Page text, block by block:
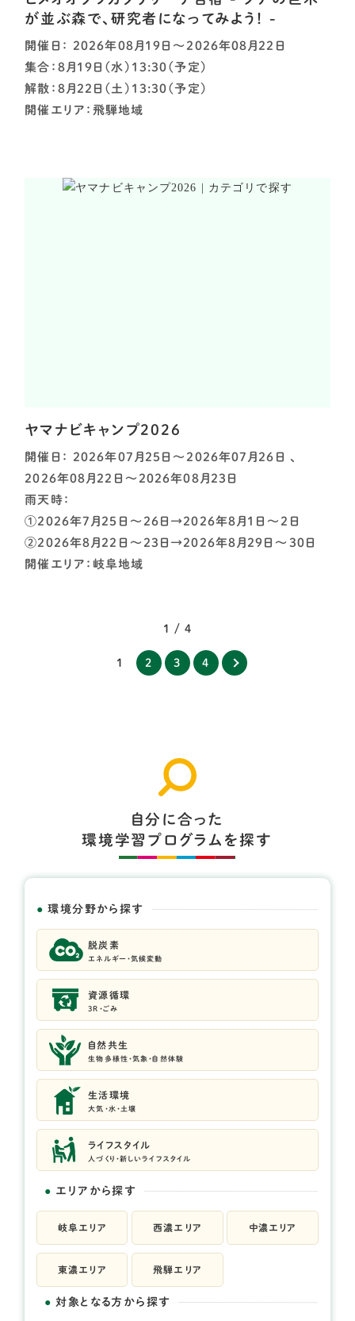
が並ぶ森で、研究者になってみよう！ -
開催日： 2026年08月19日～2026年08月22日
集合：8月19日（水）13:30（予定）
解散：8月22日（土）13:30（予定）
開催エリア：飛騨地域
ヤマナビキャンプ2026
開催日： 2026年07月25日～2026年07月26日 、
2026年08月22日～2026年08月23日
雨天時：
①2026年7月25日～26日→2026年8月1日～2日
②2026年8月22日～23日→2026年8月29日～30日
開催エリア：岐阜地域
1 / 4
1 2 3 4
自分に合った
環境学習プログラムを探す
環境分野から探す
脱炭素
エネルギー・気候変動
資源循環
3R・ごみ
自然共生
生物多様性・気象・自然体験
生活環境
大気・水・土壌
ライフスタイル
人づくり・新しいライフスタイル
エリアから探す
岐阜エリア 西濃エリア 中濃エリア
東濃エリア 飛騨エリア
対象となる方から探す